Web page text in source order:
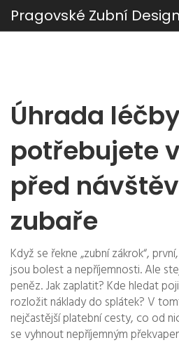
Pragovské Zubní
Úhrada
potřebujete
před
zubaře
Když se řekne „zubní zákrok“,
jsou bolest a nepříjemnosti. Ale
peněz. Jak zaplatit? Kde hledat
rozložit náklady do splátek? V
nejčastější platební cesty, co od
se vyhnout nepříjemným